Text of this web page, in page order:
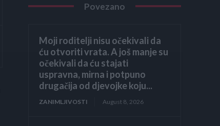
Povezano
Moji roditelji nisu očekivali da
ću otvoriti vrata. A još manje su
očekivali da ću stajati
uspravna, mirna i potpuno
drugačija od djevojke koju...
ZANIMLJIVOSTI August 8, 2026